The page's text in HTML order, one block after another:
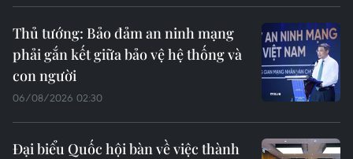
Thủ tướng: Bảo đảm an ninh mạng
phải gắn kết giữa bảo vệ hệ thống và
con người
06/08/2026 02:30
Đại biểu Quốc hội bàn về việc thành